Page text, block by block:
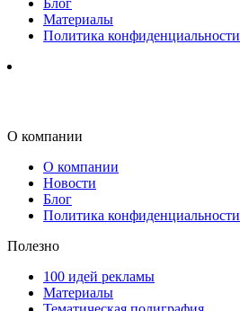
Блог
Материалы
Политика конфиденциальности
О компании
О компании
Новости
Блог
Политика конфиденциальности
Полезно
100 идей рекламы
Материалы